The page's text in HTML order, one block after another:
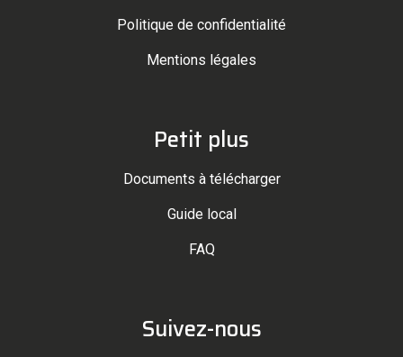
Politique de confidentialité
Mentions légales
Petit plus
Documents à télécharger
Guide local
FAQ
Suivez-nous